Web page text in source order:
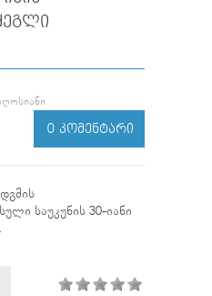
0 ᲙᲝᲛᲔᲜᲢᲐᲠᲘ
საუკუნის 30-იანი